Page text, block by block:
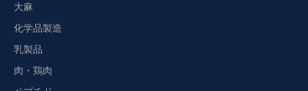
大麻
化学品製造
乳製品
肉・鶏肉